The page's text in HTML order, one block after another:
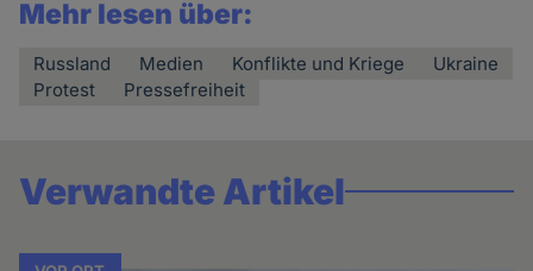
Mehr lesen über:
Russland Medien Konflikte und Kriege
Ukraine
Protest
Pressefreiheit
Verwandte Artikel